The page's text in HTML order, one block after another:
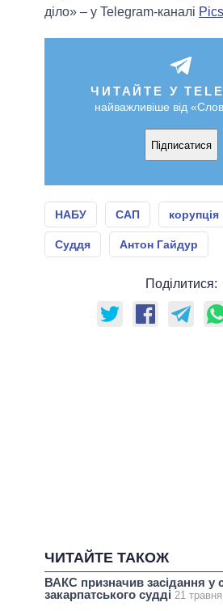
діло» – у Telegram-каналі
ЧИТАЙТЕ У
найважливіше від
Підписатися
НАБУ САП корупція
Суддя Антон Гайдур
Поділитися:
ЧИТАЙТЕ ТАКОЖ
ВАКС призначив засідання у
закарпатського судді 21